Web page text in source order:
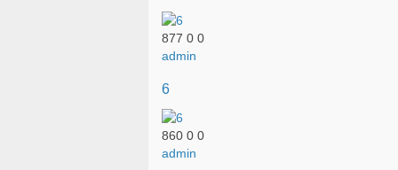
877 0 0
admin
6
860 0 0
admin